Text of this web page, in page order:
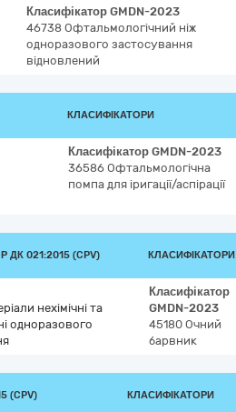
Класифікатор GMDN-2023
46738 Офтальмологічний ніж
одноразового застосування
відновлений
КЛАСИФІКАТОРИ
Класифікатор GMDN-2023
36586 Офтальмологічна
помпа для іригації/аспірації
ДК 021:2015 (CPV) КЛАСИФІКАТОРИ
нехімічні та
одноразового
Класифікатор
GMDN-2023
45180 Очний
барвник
(CPV) КЛАСИФІКАТОРИ